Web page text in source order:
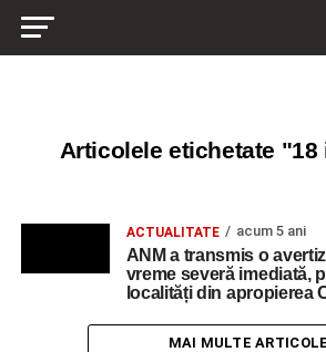
Articolele etichetate "18
ACTUALITATE acum 5 ani
ANM a transmis o
vreme severă imediată,
localități din apropierea
MAI MULTE ARTICOLE